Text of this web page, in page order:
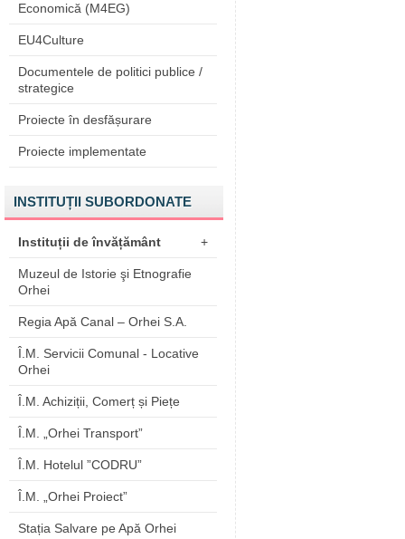
Economică (M4EG)
EU4Culture
Documentele de politici publice /
strategice
Proiecte în desfășurare
Proiecte implementate
INSTITUȚII SUBORDONATE
Instituții de învățământ +
Muzeul de Istorie şi Etnografie
Orhei
Regia Apă Canal – Orhei S.A.
Î.M. Servicii Comunal - Locative
Orhei
Î.M. Achiziții, Comerț și Piețe
Î.M. „Orhei Transport”
Î.M. Hotelul ”CODRU”
Î.M. „Orhei Proiect”
Stația Salvare pe Apă Orhei